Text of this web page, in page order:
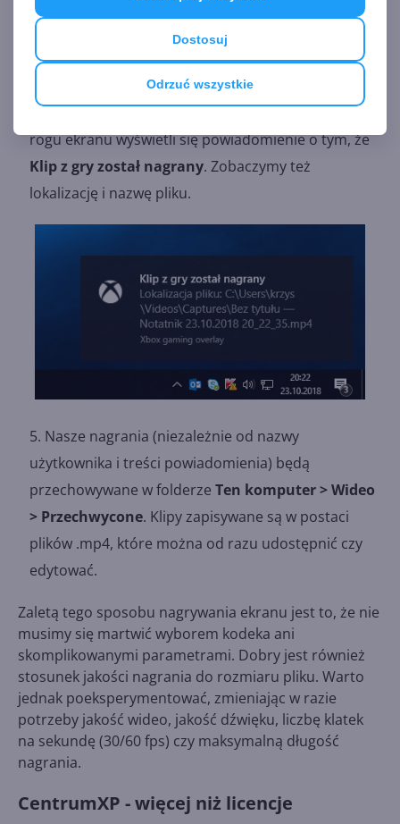
Odrzuć wszystkie
Dostosuj
Kiedy zakończymy nagrywanie, w prawym dolnym
rogu ekranu wyświetli się powiadomienie o tym, że
Klip z gry został nagrany. Zobaczymy też
lokalizację i nazwę pliku.
Nasze nagrania (niezależnie od nazwy
użytkownika i treści powiadomienia) będą
przechowywane w folderze Ten komputer > Wideo
> Przechwycone. Klipy zapisywane są w postaci
plików .mp4, które można od razu udostępnić czy
edytować.
Zaletą tego sposobu nagrywania ekranu jest to, że nie
musimy się martwić wyborem kodeka ani
skomplikowanymi parametrami. Dobry jest również
stosunek jakości nagrania do rozmiaru pliku. Warto
jednak poeksperymentować, zmieniając w razie
potrzeby jakość wideo, jakość dźwięku, liczbę klatek
na sekundę (30/60 fps) czy maksymalną długość
nagrania.
CentrumXP - więcej niż licencje